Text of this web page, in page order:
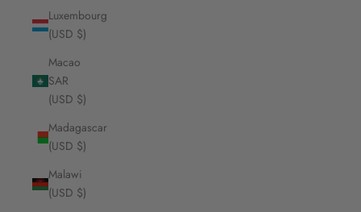
Luxembourg
(USD $)
Macao
SAR
(USD $)
Madagascar
(USD $)
Malawi
(USD $)